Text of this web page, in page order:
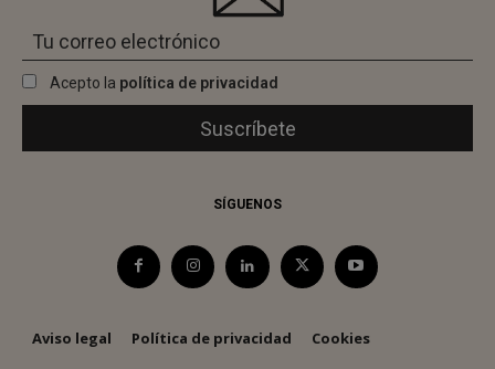
Acepto la política de privacidad
SÍGUENOS
Aviso legal Política de privacidad Cookies